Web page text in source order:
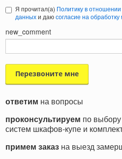
Я прочитал(а) Политику в
данныхи даюсогласие на
new_comment
ответим на вопросы
проконсультируем по
систем шкафов-купе и
примем заказ на выезд